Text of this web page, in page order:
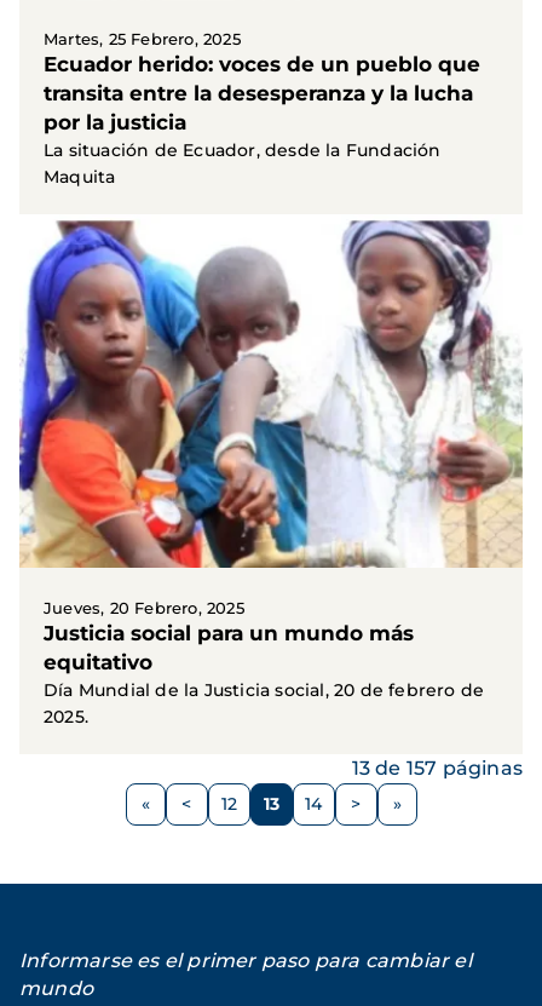
Martes, 25 Febrero, 2025
Ecuador herido: voces de un pueblo que
transita entre la desesperanza y la lucha
por la justicia
La situación de Ecuador, desde la Fundación
Maquita
Jueves, 20 Febrero, 2025
Justicia social para un mundo más
equitativo
Día Mundial de la Justicia social, 20 de febrero de
2025.
Paginación
Página
< Página
12 Página
13 Página
14
Siguiente
>
13 de 157 páginas
Informarse es el primer paso para cambiar el
mundo